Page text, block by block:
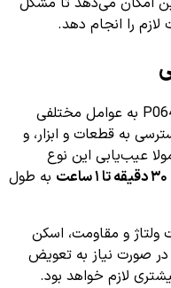
را انجام دهد.
زمان لازم برای عیب یابی کد خطای P0643 به عوامل مختلفی
به قطعات و ابزار، و
عیب‌یابی این نوع
۳۰ دقیقه تا ۱ ساعت
به طول
ولتاژ و مقاومت، اسکن
صورت نیاز به تعویض
لازم خواهد بود.